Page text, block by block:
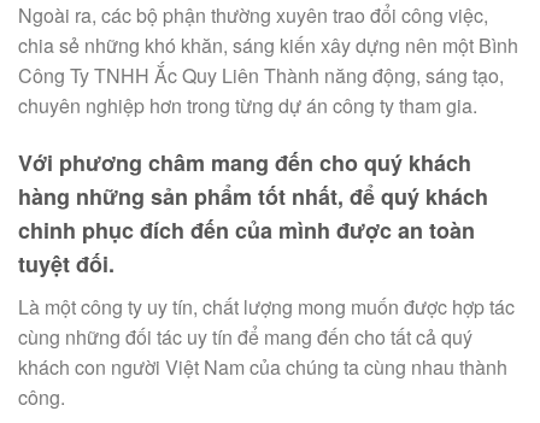
Ngoài ra, các bộ phận thường xuyên trao đổi công việc,
chia sẻ những khó khăn, sáng kiến xây dựng nên một Bình
Công Ty TNHH Ắc Quy Liên Thành năng động, sáng tạo,
chuyên nghiệp hơn trong từng dự án công ty tham gia.
Với phương châm mang đến cho quý khách
hàng những sản phẩm tốt nhất, để quý khách
chinh phục đích đến của mình được an toàn
tuyệt đối.
Là một công ty uy tín, chất lượng mong muốn được hợp tác
cùng những đối tác uy tín để mang đến cho tất cả quý
khách con người Việt Nam của chúng ta cùng nhau thành
công.